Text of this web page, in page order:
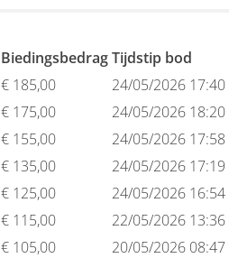
BiedingsbedragTijdstip bod
€ 185,00
24/05/2026 17:40
€ 175,00
24/05/2026 18:20
€ 155,00
24/05/2026 17:58
€ 135,00
24/05/2026 17:19
€ 125,00
24/05/2026 16:54
€ 115,00
22/05/2026 13:36
€ 105,00
20/05/2026 08:47